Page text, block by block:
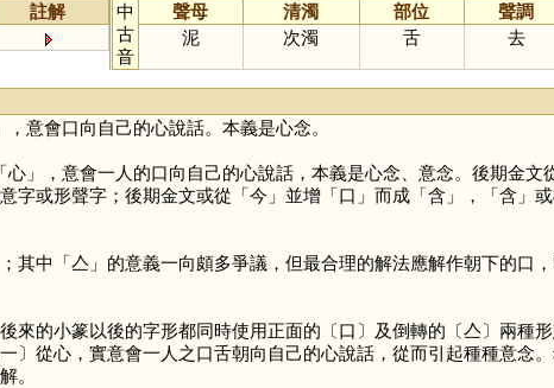
註解
中
古
音
聲母 清濁 部位 聲調
泥
次濁 舌 去
，意會口向自己的心說話。本義是心念。
心」，意會一人的口向自己的心說話，本義是心念、意念。後期金文
字或形聲字；後期金文或從「今」並增「口 」而成「含 」，「含 」
；其中「亼」的意義一向頗多爭議，但最合理的解法應解作朝下的口
來的小篆以後的字形都同時使用正面的〔口〕及倒轉的〔亼〕兩種
〕從心，實意會一人之口舌朝向自己的心說話，從而引起種種意念
。